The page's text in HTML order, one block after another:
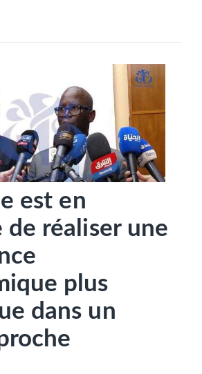
est en
de réaliser une
plus
dans un